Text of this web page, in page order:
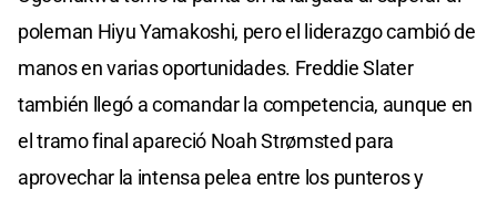
poleman Hiyu Yamakoshi, pero el liderazgo cambió de
manos en varias oportunidades. Freddie Slater
también llegó a comandar la competencia, aunque en
el tramo final apareció Noah Strømsted para
aprovechar la intensa pelea entre los punteros y